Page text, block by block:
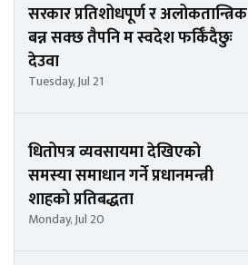
सरकार प्रतिशोधपूर्ण र अलोकतान्त्रिक
बन्न सक्छ तैपनि म स्वदेश फर्किँदैछुः
देउवा
Tuesday, Jul 21
धितोपत्र व्यवसायमा देखिएको
समस्या समाधान गर्ने प्रधानमन्त्री
शाहको प्रतिबद्धता
Monday, Jul 20